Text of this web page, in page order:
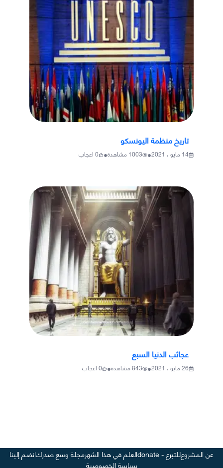
تاريخ منظمة اليونسكو
14 مايو ، 2021 •
1003مشاهدة•
0اعجاب
عجائب الدنيا السبع
26 مايو ، 2021 •
843مشاهدة•
0اعجاب
عن المشروعللتبرع - donate العلم في هذا الشهرمجلة وسع صدركانضم إلينا
سياسة الخصوصية